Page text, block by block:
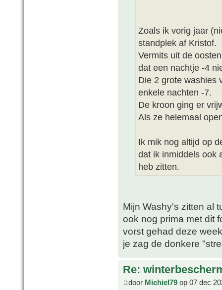
Zoals ik vorig jaar
standplek af Kristof.
Vermits uit de
dat een nachtje -4
Die 2 grote washies
enkele nachten -7.
De kroon ging er
Als ze helemaal
Ik mik nog altijd op
dat ik inmiddels ook
heb zitten.
Mijn Washy's zitten al
ook nog prima met dit
vorst gehad deze
je zag de donkere
Re:
door Michiel79 op 07 dec